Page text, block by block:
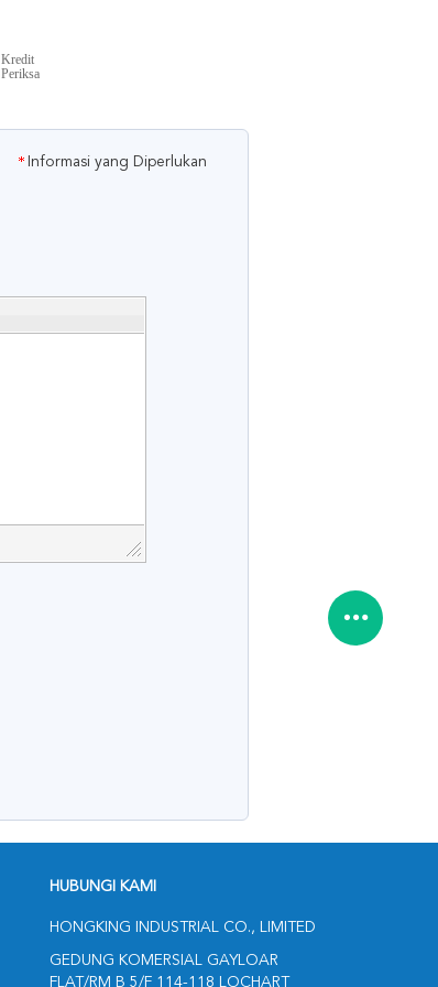
Kredit
Periksa
Informasi yang Diperlukan
HUBUNGI KAMI
HONGKING INDUSTRIAL CO., LIMITED
GEDUNG KOMERSIAL GAYLOAR
FLAT/RM B 5/F 114-118 LOCHART